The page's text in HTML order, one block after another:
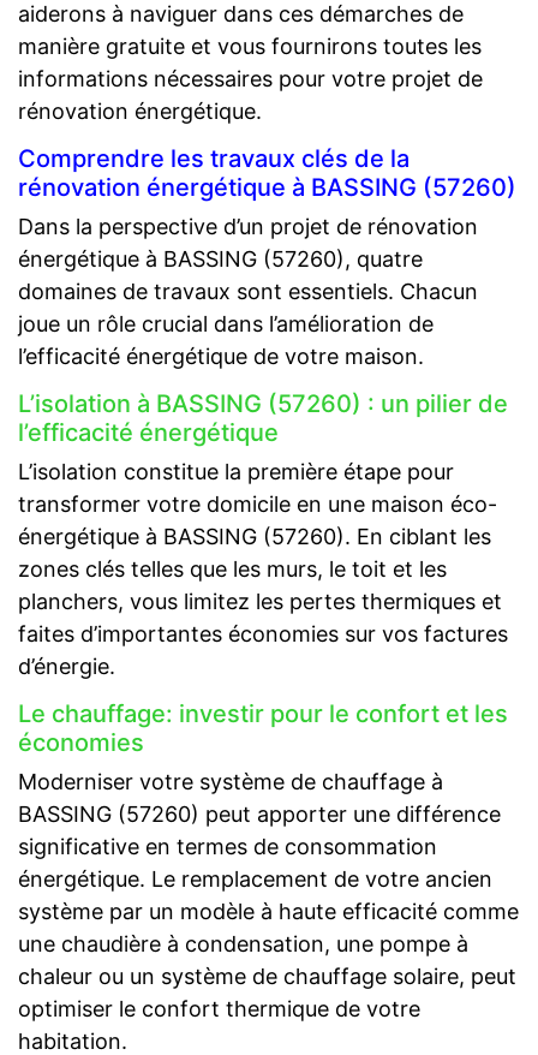
aiderons à naviguer dans ces démarches de
manière gratuite et vous fournirons toutes les
informations nécessaires pour votre projet de
rénovation énergétique.
Comprendre les travaux clés de la
rénovation énergétique à BASSING (57260)
Dans la perspective d’un projet de rénovation
énergétique à BASSING (57260), quatre
domaines de travaux sont essentiels. Chacun
joue un rôle crucial dans l’amélioration de
l’efficacité énergétique de votre maison.
L’isolation à BASSING (57260) : un pilier de
l’efficacité énergétique
L’isolation constitue la première étape pour
transformer votre domicile en une maison éco-
énergétique à BASSING (57260). En ciblant les
zones clés telles que les murs, le toit et les
planchers, vous limitez les pertes thermiques et
faites d’importantes économies sur vos factures
d’énergie.
Le chauffage: investir pour le confort et les
économies
Moderniser votre système de chauffage à
BASSING (57260) peut apporter une différence
significative en termes de consommation
énergétique. Le remplacement de votre ancien
système par un modèle à haute efficacité comme
une chaudière à condensation, une pompe à
chaleur ou un système de chauffage solaire, peut
optimiser le confort thermique de votre
habitation.